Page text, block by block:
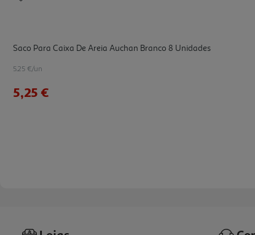
Saco Para Caixa De Areia Auchan Branco 8 Unidades
5.25 €/un
5,25 €